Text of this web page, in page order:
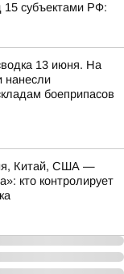
15 субъектами РФ:
13 июня. На
нанесли
боеприпасов
Китай, США —
кто контролирует